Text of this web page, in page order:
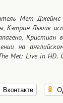
Мет Джеймс
Льюик
Кристиан
на
Met: Live in HD.
Вконтакте